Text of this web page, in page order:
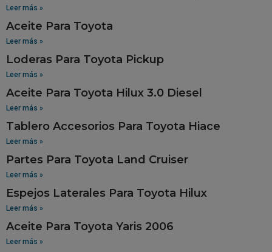
Leer más »
Aceite Para Toyota
Leer más »
Loderas Para Toyota Pickup
Leer más »
Aceite Para Toyota Hilux 3.0 Diesel
Leer más »
Tablero Accesorios Para Toyota Hiace
Leer más »
Partes Para Toyota Land Cruiser
Leer más »
Espejos Laterales Para Toyota Hilux
Leer más »
Aceite Para Toyota Yaris 2006
Leer más »